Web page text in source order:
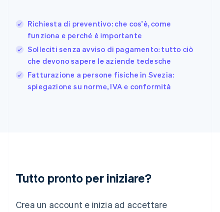
Richiesta di preventivo: che cos'è, come
funziona e perché è importante
Solleciti senza avviso di pagamento: tutto ciò
che devono sapere le aziende tedesche
Fatturazione a persone fisiche in Svezia:
spiegazione su norme, IVA e conformità
Tutto pronto per iniziare?
Crea un account e inizia ad accettare
日本語English
Gibilterra
Grecia
English
India
Irlanda
English
FrançaisDeutschEnglish